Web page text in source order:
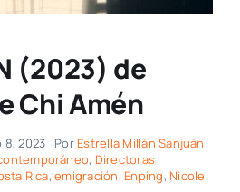
(2023) de
Chi Amén
8, 2023 Por Estrella Millán Sanjuán
, Directoras
Rica,emigración, Enping, Nicole